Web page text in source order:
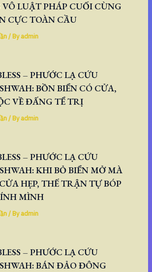
LUẬT PHÁP CUỐI CÙNG
CỰC TOÀN CẦU
/ Byadmin
– PHƯỚC LẠ CỨU
BỒN BIỂN CÓ CỬA,
VỀ ĐẤNG TỂ TRỊ
/ Byadmin
– PHƯỚC LẠ CỨU
KHI BỎ BIỂN MỞ MÀ
HẸP, THẾ TRẬN TỰ BÓP
MÌNH
/ Byadmin
– PHƯỚC LẠ CỨU
BÁN ĐẢO ĐÔNG